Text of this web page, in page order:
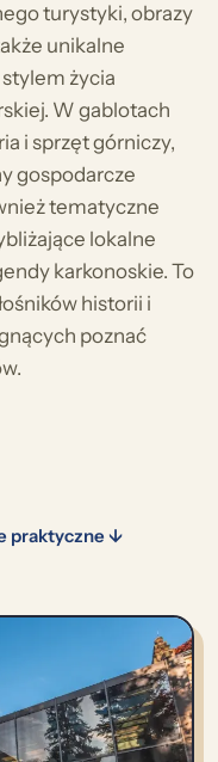
turystyki, obrazy
unikalne
życia
W gablotach
i sprzęt górniczy,
gospodarcze
tematyczne
lokalne
karkonoskie. To
historii i
poznać
praktyczne ↓